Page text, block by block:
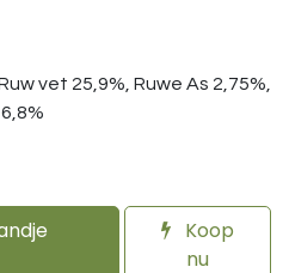
vet 25,9%, Ruwe As 2,75%,
Koop
nu